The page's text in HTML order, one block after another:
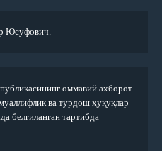
Юсуфович.
оммавий ахборот
ва турдош ҳуқуқлар
белгиланган тартибда